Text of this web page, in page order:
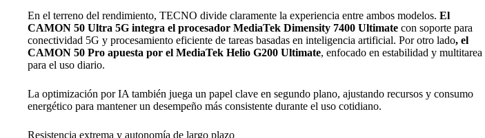
En el terreno del rendimiento, TECNO divide claramente la experiencia entre ambos modelos. El
CAMON 50 Ultra 5G integra el procesador MediaTek Dimensity 7400 Ultimate con soporte para
conectividad 5G y procesamiento eficiente de tareas basadas en inteligencia artificial. Por otro lado, el
CAMON 50 Pro apuesta por el MediaTek Helio G200 Ultimate, enfocado en estabilidad y multitarea
para el uso diario.
La optimización por IA también juega un papel clave en segundo plano, ajustando recursos y consumo
energético para mantener un desempeño más consistente durante el uso cotidiano.
Resistencia extrema y autonomía de largo plazo